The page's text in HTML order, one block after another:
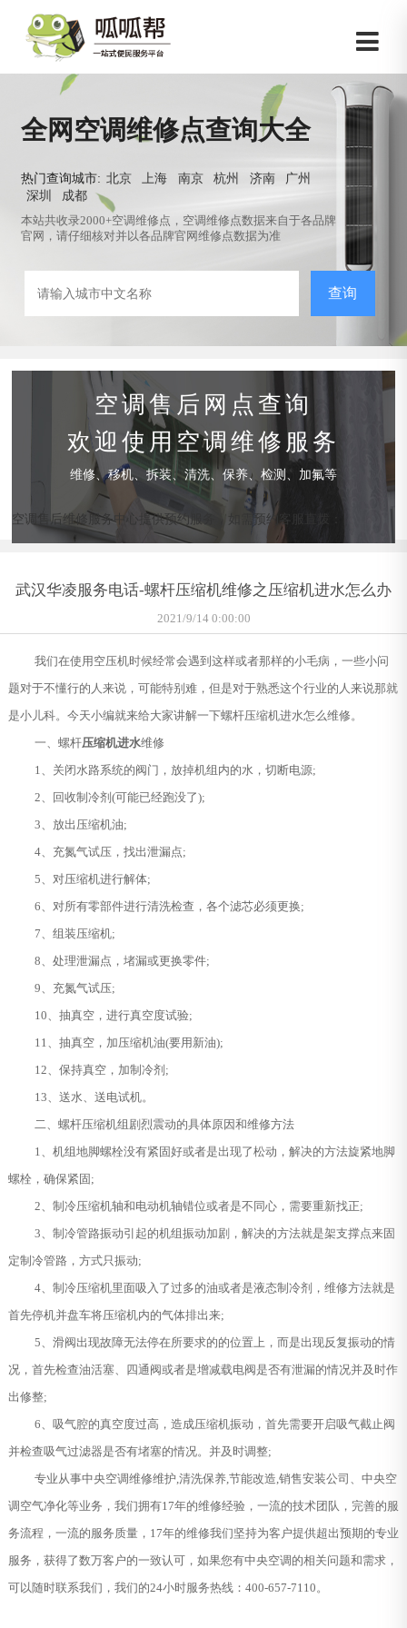
全网空调维修点查询大全
热门查询城市: 北京 上海 南京 杭州 济南
广州
深圳
成都
本站共收录2000+空调维修点，空调维修点数据来自于各品牌
官网，请仔细核对并以各品牌官网维修点数据为准
查询
空调售后网点查询
欢迎使用空调维修服务
维修、移机、拆装、清洗、保养、检测、加氟等
空调售后维修服务中心提供预约服务，如需预约客服直拨：
武汉华凌服务电话-螺杆压缩机维修之压缩机进水怎么办
2021/9/14 0:00:00
我们在使用空压机时候经常会遇到这样或者那样的小毛病，一些小问
题对于不懂行的人来说，可能特别难，但是对于熟悉这个行业的人来说那就
是小儿科。今天小编就来给大家讲解一下螺杆压缩机进水怎么维修。
一、螺杆压缩机进水维修
1、关闭水路系统的阀门，放掉机组内的水，切断电源;
2、回收制冷剂(可能已经跑没了);
3、放出压缩机油;
4、充氮气试压，找出泄漏点;
5、对压缩机进行解体;
6、对所有零部件进行清洗检查，各个滤芯必须更换;
7、组装压缩机;
8、处理泄漏点，堵漏或更换零件;
9、充氮气试压;
10、抽真空，进行真空度试验;
11、抽真空，加压缩机油(要用新油);
12、保持真空，加制冷剂;
13、送水、送电试机。
二、螺杆压缩机组剧烈震动的具体原因和维修方法
1、机组地脚螺栓没有紧固好或者是出现了松动，解决的方法旋紧地脚
螺栓，确保紧固;
2、制冷压缩机轴和电动机轴错位或者是不同心，需要重新找正;
3、制冷管路振动引起的机组振动加剧，解决的方法就是架支撑点来固
定制冷管路，方式只振动;
4、制冷压缩机里面吸入了过多的油或者是液态制冷剂，维修方法就是
首先停机并盘车将压缩机内的气体排出来;
5、滑阀出现故障无法停在所要求的的位置上，而是出现反复振动的情
况，首先检查油活塞、四通阀或者是增减载电阀是否有泄漏的情况并及时作
出修整;
6、吸气腔的真空度过高，造成压缩机振动，首先需要开启吸气截止阀
并检查吸气过滤器是否有堵塞的情况。并及时调整;
专业从事中央空调维修维护,清洗保养,节能改造,销售安装公司、中央空
调空气净化等业务，我们拥有17年的维修经验，一流的技术团队，完善的服
务流程，一流的服务质量，17年的维修我们坚持为客户提供超出预期的专业
服务，获得了数万客户的一致认可，如果您有中央空调的相关问题和需求，
可以随时联系我们，我们的24小时服务热线：400-657-7110。